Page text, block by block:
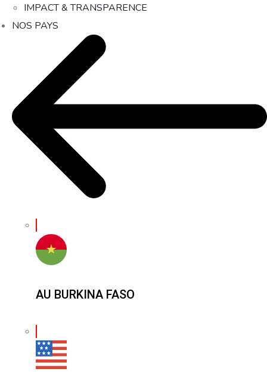
IMPACT & TRANSPARENCE
NOS PAYS
AU BURKINA FASO